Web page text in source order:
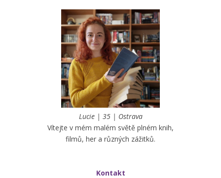
Lucie | 35 | Ostrava
Vítejte v mém malém světě plném knih,
filmů, her a různých zážitků.
Kontakt